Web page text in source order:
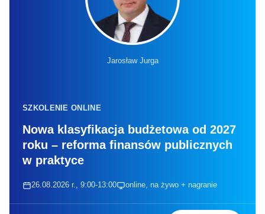
Jarosław Jurga
SZKOLENIE ONLINE
Nowa klasyfikacja budżetowa od 2027
roku – reforma finansów publicznych
w praktyce
26.08.2026 r., 9:00-13:00 online, na żywo + nagranie